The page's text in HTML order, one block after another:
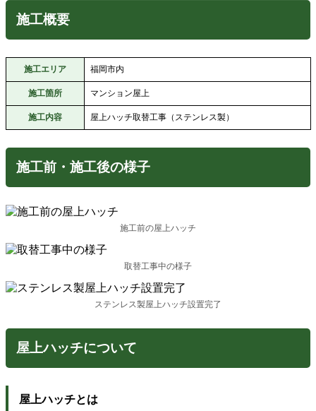
施工概要
施工エリア 福岡市内
施工箇所 マンション屋上
施工内容 屋上ハッチ取替工事（ステンレス製）
施工前・施工後の様子
施工前の屋上ハッチ
取替工事中の様子
ステンレス製屋上ハッチ設置完了
屋上ハッチについて
屋上ハッチとは